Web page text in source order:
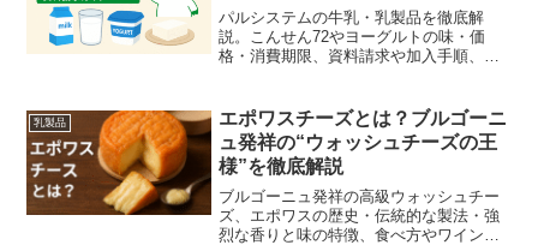
パルシステムの牛乳・乳製品を徹底解
説。こんせん72やヨーグルトの味・価
格・消費期限、資料請求や加入手順、メ
乳製品
エポワスチーズとは？ブルゴーニ
ュ発祥の“ウォッシュチーズの王
様”を徹底解説
ブルゴーニュ発祥の高級ウォッシュチー
ズ、エポワスの歴史・伝統的な製法・強
烈な香りと味の特徴、食べ方やワインペ